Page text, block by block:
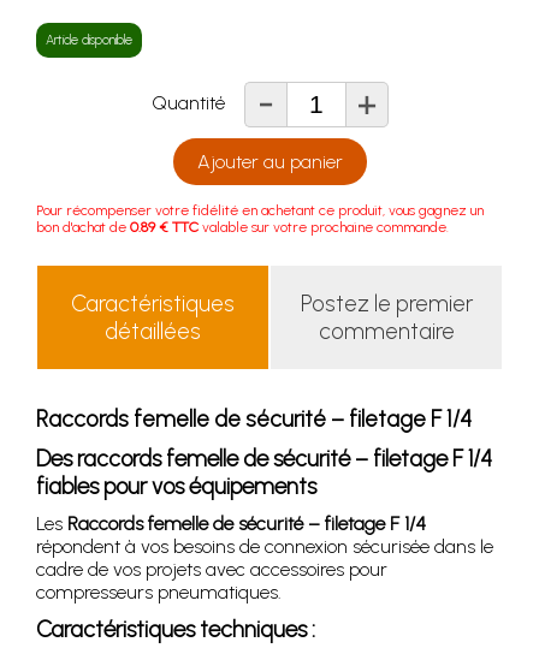
Article disponible
Quantité - +
Ajouter au panier
Pour récompenser votre fidélité en achetant ce produit, vous gagnez un
bon d'achat de 0.89 € TTC valable sur votre prochaine commande.
Caractéristiques
détaillées
Postez le premier
commentaire
Raccords femelle de sécurité – filetage F 1/4
Des raccords femelle de sécurité – filetage F 1/4
fiables pour vos équipements
Les Raccords femelle de sécurité – filetage F 1/4
répondent à vos besoins de connexion sécurisée dans le
cadre de vos projets avec accessoires pour
compresseurs pneumatiques.
Caractéristiques techniques :